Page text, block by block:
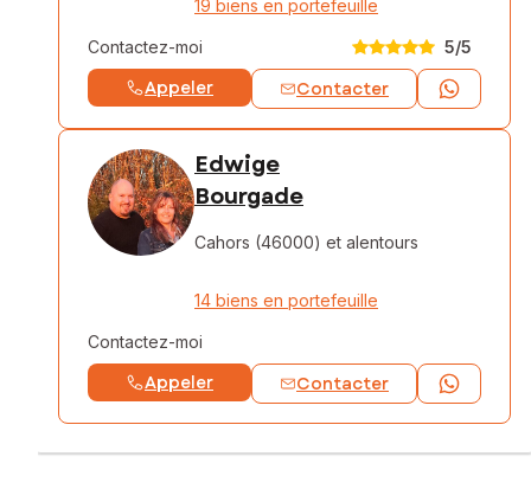
19 biens en portefeuille
Contactez-moi 5/5
Appeler Contacter
Edwige
Bourgade
Cahors (46000) et alentours
14 biens en portefeuille
Contactez-moi
Appeler Contacter